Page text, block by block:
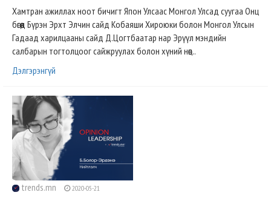
Хамтран ажиллах ноот бичигт Япон Улсаас Монгол Улсад суугаа Онц
бөгөөд Бүрэн Эрхт Элчин сайд Кобаяши Хироюки болон Монгол Улсын
Гадаад харилцааны сайд Д.Цогтбаатар нар Эрүүл мэндийн
салбарын тогтолцоог сайжруулах болон хүний нөөц..
Дэлгэрэнгүй
trends.mn 2020-05-21